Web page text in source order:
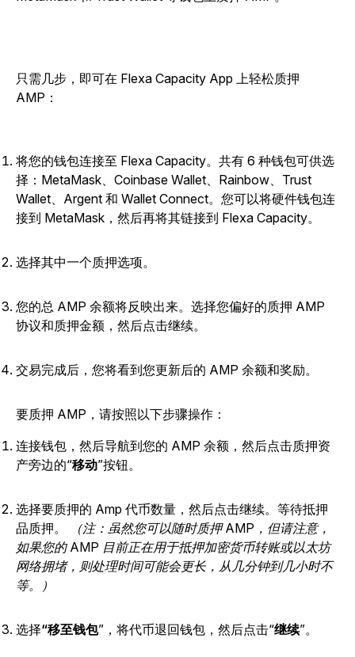
只需几步，即可在 Flexa Capacity App 上轻松质押
AMP：
将您的钱包连接至 Flexa Capacity。共有 6 种钱包可供选
择：MetaMask、Coinbase Wallet、Rainbow、Trust
Wallet、Argent 和 Wallet Connect。您可以将硬件钱包连
接到 MetaMask，然后再将其链接到 Flexa Capacity。
选择其中一个质押选项。
您的总 AMP 余额将反映出来。选择您偏好的质押 AMP
协议和质押金额，然后点击继续。
交易完成后，您将看到您更新后的 AMP 余额和奖励。
要质押 AMP，请按照以下步骤操作：
连接钱包，然后导航到您的 AMP 余额，然后点击质押资
产旁边的“移动”按钮。
选择要质押的 Amp 代币数量，然后点击继续。等待抵押
品质押。
（注：虽然您可以随时质押 AMP，但请注意，
如果您的 AMP 目前正在用于抵押加密货币转账或以太坊
网络拥堵，则处理时间可能会更长，从几分钟到几小时不
等。）
选择“移至钱包”，将代币退回钱包，然后点击“继续”。